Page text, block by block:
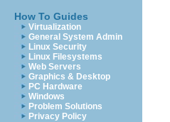
How To Guides
Virtualization
General System Admin
Linux Security
Linux Filesystems
Web Servers
Graphics & Desktop
PC Hardware
Windows
Problem Solutions
Privacy Policy